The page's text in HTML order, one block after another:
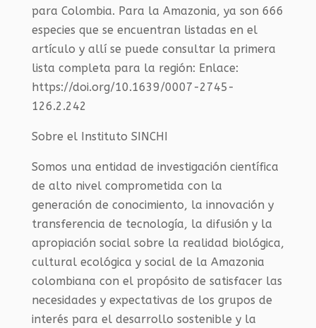
para Colombia. Para la Amazonia, ya son 666
especies que se encuentran listadas en el
artículo y allí se puede consultar la primera
lista completa para la región: Enlace:
https://doi.org/10.1639/0007-2745-
126.2.242
Sobre el Instituto SINCHI
Somos una entidad de investigación científica
de alto nivel comprometida con la
generación de conocimiento, la innovación y
transferencia de tecnología, la difusión y la
apropiación social sobre la realidad biológica,
cultural ecológica y social de la Amazonia
colombiana con el propósito de satisfacer las
necesidades y expectativas de los grupos de
interés para el desarrollo sostenible y la